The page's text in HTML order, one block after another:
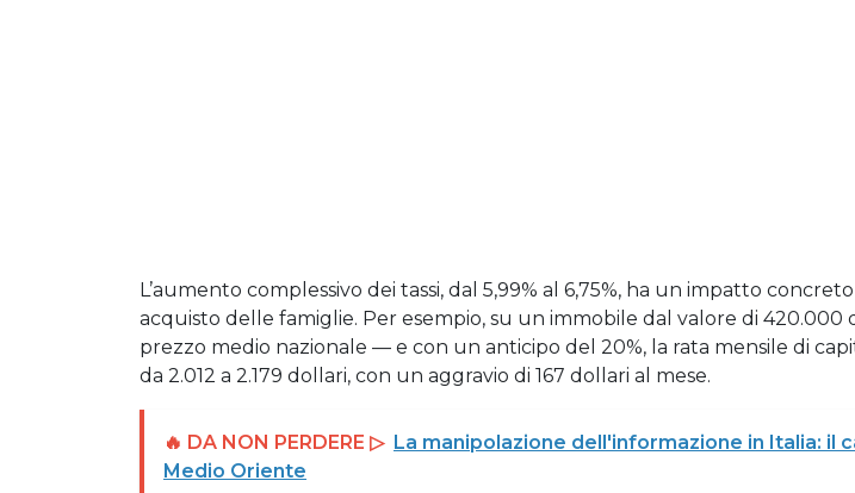
L’aumento complessivo dei tassi, dal 5,99% al 6,75%, ha un impatto
acquisto delle famiglie. Per esempio, su un immobile dal valore di 420.000
prezzo medio nazionale — e con un anticipo del 20%, la rata mensile di
da 2.012 a 2.179 dollari, con un aggravio di 167 dollari al mese.
🔥 DA NON PERDERE ▷ La manipolazione dell'informazione in Italia: il
Medio Oriente